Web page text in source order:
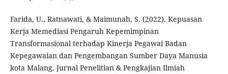
Farida, U., Ratnawati, & Maimunah, S. (2022). Kepuasan
Kerja Memediasi Pengaruh Kepemimpinan
Transformasional terhadap Kinerja Pegawai Badan
Kepegawaian dan Pengembangan Sumber Daya Manusia
kota Malang. Jurnal Penelitian & Pengkajian Ilmiah